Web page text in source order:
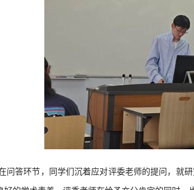
问答环节，同学们沉着应对评委老师的提问，就